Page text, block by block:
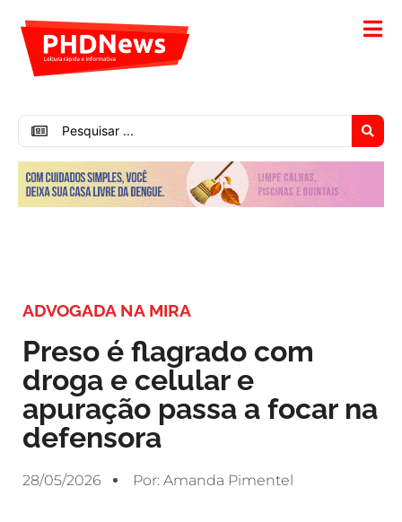
ADVOGADA NA MIRA
Preso é flagrado com
droga e celular e
apuração passa a focar na
defensora
28/05/2026 Por: Amanda Pimentel